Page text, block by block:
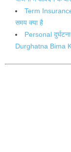
Term
समय क्या है
Personal
Durghatna Bima